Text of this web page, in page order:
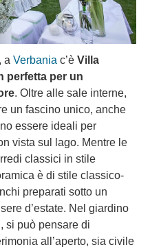
a Verbania c’è Villa
perfetta per un
. Oltre alle sale interne,
un fascino unico, anche
essere ideali per
vista sul lago. Mentre le
classici in stile
è di stile classico-
preparati sotto un
d’estate. Nel giardino
si può pensare di
all’aperto, sia civile